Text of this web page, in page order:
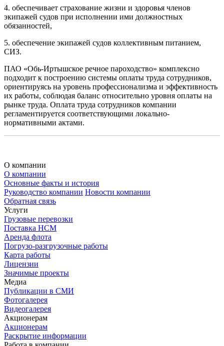
4. обеспечивает страхование жизни и здоровья членов
экипажей судов при исполнении ими должностных
обязанностей,
5. обеспечение экипажей судов коллективным питанием,
СИЗ.
ПАО «Обь-Иртышское речное пароходство» комплексно
подходит к построению системы оплаты труда сотрудников,
ориентируясь на уровень профессионализма и эффективность
их работы, соблюдая баланс относительно уровня оплаты на
рынке труда. Оплата труда сотрудников компании
регламентируется соответствующими локально-
нормативными актами.
О компании
О компании
Основные факты и история
Руководство компании Новости компании
Обратная связь
Услуги
Грузовые перевозки
Поставка НСМ
Аренда флота
Погрузо-разгрузочные работы
Карта работы
Лицензии
Значимые проекты
Медиа
Публикации в СМИ
Фотогалерея
Видеогалерея
Акционерам
Акционерам
Раскрытие информации